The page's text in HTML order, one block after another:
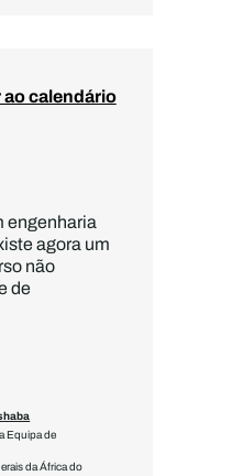
calendário
engenharia
agora um
não
de
Equipa de
da África do